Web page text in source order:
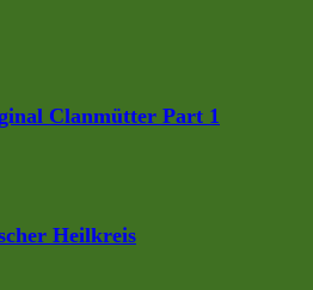
Clanmütter Part 1
Heilkreis